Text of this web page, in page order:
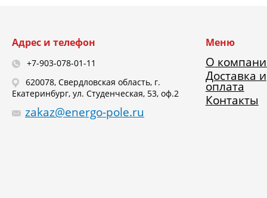
Адрес и телефон
+7-903-078-01-11
620078, Свердловская область, г.
Екатеринбург, ул. Студенческая, 53, оф.2
zakaz@energo-pole.ru
Меню
О
Доставка и
оплата
Контакты